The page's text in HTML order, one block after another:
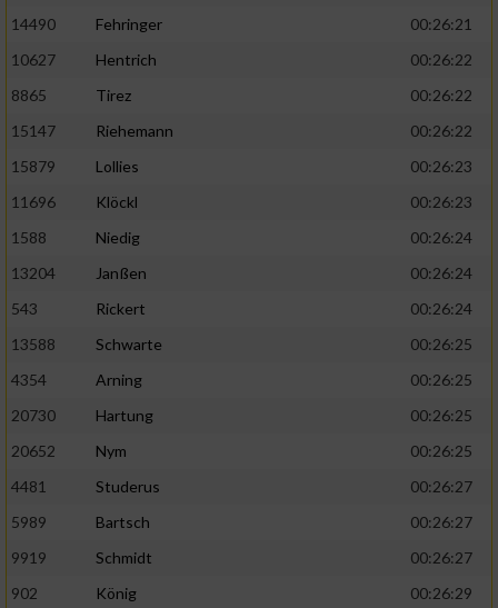
14490
Fehringer
00:26:21
10627
Hentrich
00:26:22
8865
Tirez
00:26:22
15147
Riehemann
00:26:22
15879
Lollies
00:26:23
11696
Klöckl
00:26:23
1588
Niedig
00:26:24
13204
Janßen
00:26:24
543
Rickert
00:26:24
13588
Schwarte
00:26:25
4354
Arning
00:26:25
20730
Hartung
00:26:25
20652
Nym
00:26:25
4481
Studerus
00:26:27
5989
Bartsch
00:26:27
9919
Schmidt
00:26:27
902
König
00:26:29